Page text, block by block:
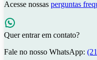
Acesse nossas perguntas
Quer entrar em contato?
Fale no nosso WhatsApp: